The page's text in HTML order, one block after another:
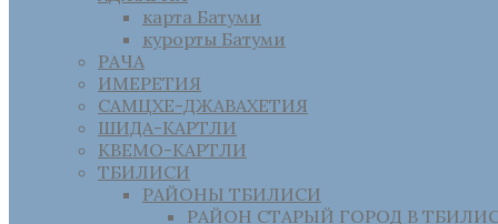
карта Батуми
курорты Батуми
РАЧА
ИМЕРЕТИЯ
САМЦХЕ-ДЖАВАХЕТИЯ
ШИДА-КАРТЛИ
КВЕМО-КАРТЛИ
ТБИЛИСИ
РАЙОНЫ ТБИЛИСИ
РАЙОН СТАРЫЙ ГОРОД В